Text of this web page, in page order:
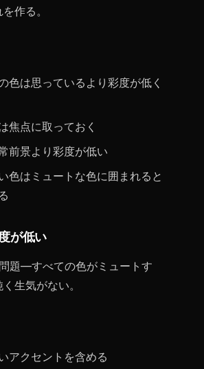
作る。
色は思っているより彩度が低く
焦点に取っておく
前景より彩度が低い
色はミュートな色に囲まれると
が低い
題—すべての色がミュートす
生気がない。
アクセントを含める